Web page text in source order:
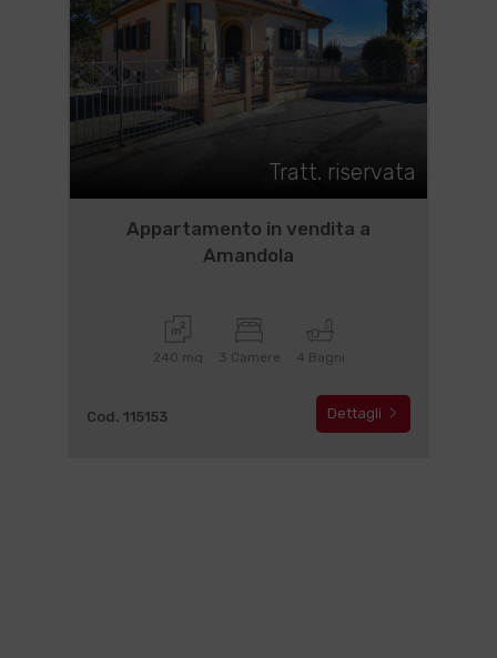
Tratt. riservata
Appartamento in vendita a
Amandola
240 mq 3 Camere 4 Bagni
Cod. 115153 Dettagli